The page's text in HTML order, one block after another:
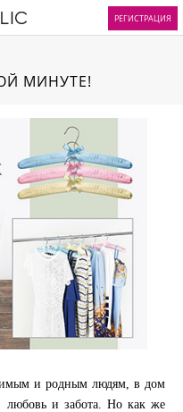
РЕГИСТРАЦИЯ
МИНУТЕ!
и родным людям, в дом
любовь и забота. Но как же